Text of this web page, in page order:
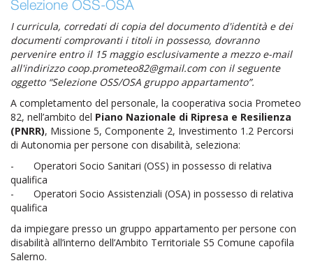
Selezione OSS-OSA
I curricula, corredati di copia del documento d'identità e dei
documenti comprovanti i titoli in possesso, dovranno
pervenire entro il 15 maggio esclusivamente a mezzo e-mail
all'indirizzo coop.prometeo82@gmail.com con il seguente
oggetto “Selezione OSS/OSA gruppo appartamento”.
A completamento del personale, la cooperativa socia Prometeo
82, nell’ambito del Piano Nazionale di Ripresa e Resilienza
(PNRR), Missione 5, Componente 2, Investimento 1.2 Percorsi
di Autonomia per persone con disabilità, seleziona:
- Operatori Socio Sanitari (OSS) in possesso di relativa
qualifica
- Operatori Socio Assistenziali (OSA) in possesso di relativa
qualifica
da impiegare presso un gruppo appartamento per persone con
disabilità all’interno dell’Ambito Territoriale S5 Comune capofila
Salerno.